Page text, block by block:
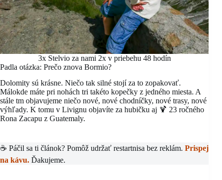
3x Stelvio za nami 2x v priebehu 48 hodín
Padla otázka: Prečo znova Bormio?
Dolomity sú krásne. Niečo tak silné stojí za to zopakovať.
Málokde máte pri nohách tri takéto kopečky z jedného miesta. A
stále tm objavujeme niečo nové, nové chodníčky, nové trasy, nové
výhľady. K tomu v Livignu objavíte za hubičku aj 🍹 23 ročného
Rona Zacapu z Guatemaly.
☕ Páčil sa ti článok? Pomôž udržať restartnisa bez reklám. Prispej
na kávu. Ďakujeme.